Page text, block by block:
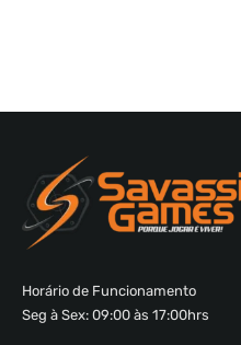
Horário de Funcionamento
Seg à Sex: 09:00 às 17:00hrs